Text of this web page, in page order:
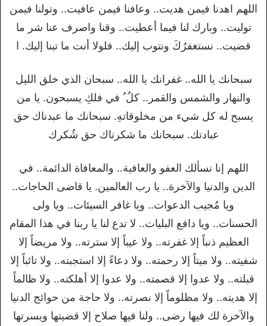
اللهم اهدنا فيمن هديت.. وعافنا فيمن عافيت.. وتولنا فيمن
توليت.. وبارك لنا فيما أعطيت.. وقنا واصرف عنا شر ما
قضيت.. نستغفرُكَ ونتوب إليك.. فلولا أنت ما تبنا إليك. ا
سبحانك يا الله.. غفرانك يا الله.. سبحان الذي خلق الليل
والنهار والشمس والقمر.. كلُ ُ في فلكِ يسبحون. يا من
يسبح له كل شيء من مخلوقاتهِ. سبحانك ما عبدناك حق
عبادتك. سبحانك ما شكرناك حق شُكرك
اللهم إنا نسألك العفو والعافية.. والمعافاة الدائمة.. في
الدين والدنيا والآخرة.. يا رب العالمين. يا قاضى الحاجات..
ويا مُجيب الدعوات.. ويا غافر السيئات.. ويا ولى
الحسنات.. ويا دافع البليات.. لا تدع لنا يا ربنا في هذا المقام
العظيم ذنباً إلا غفرته.. ولا عيباً إلا سترته.. ولا مريضاً إلا
شفيته.. ولا ميتاً إلا رحمته.. ولا دعاءً إلا استجبته.. ولا تائباً إلا
قبلته.. ولا عدوا إلا قصمته.. ولا عدوا إلا أهلكته.. ولا ظالماً
إلا هديته.. ولا مظلوماً إلا نصرته.. ولا حاجة من حوائج الدنيا
والآخرة لك فيها رضى.. ولنا فيها صلاح إلا قضيتها ويسرتها